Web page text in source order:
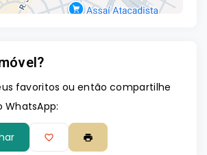
favoritos ou então compartilhe